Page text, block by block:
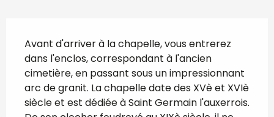
Avant d'arriver à la chapelle, vous entrerez
dans l'enclos, correspondant à l'ancien
cimetière, en passant sous un impressionnant
arc de granit. La chapelle date des XVè et XVIè
siècle et est dédiée à Saint Germain l'auxerrois.